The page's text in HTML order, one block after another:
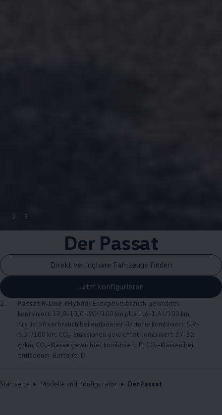
2 3
Der Passat
Direkt verfügbare Fahrzeuge finden
Jetzt konfigurieren
2. Passat R‑Line eHybrid: Energieverbrauch gewichtet
kombiniert: 13,8-13,0 kWh/100 km plus 1,6-1,4 l/100 km;
Kraftstoffverbrauch bei entladener Batterie kombiniert: 5,9-
5,5 l/100 km; CO₂-Emissionen gewichtet kombiniert: 37-32
g/km; CO₂-Klasse gewichtet kombiniert: B; CO₂-Klassen bei
entladener Batterie: D.
Startseite Modelle und Konfigurator Der Passat